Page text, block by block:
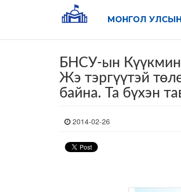
МОНГОЛ
БНСУ-ын Күүкмин
Жэ тэргүүтэй
байна. Та бүхэн
2014-02-26